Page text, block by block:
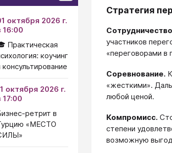
Стратегия
участников
«переговорами в
Соревнование.
«жесткими».
любой ценой.
Компромисс.
степени
возможную
октября 2026 г.
16:00
Практическая
коучинг
консультирование
октября 2026 г.
17:00
ретрит в
«МЕСТО